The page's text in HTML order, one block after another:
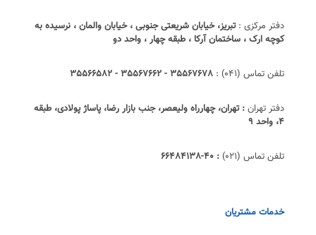
دفتر مرکزی :تبریز، خیابان شریعتی جنوبی ، خیابان والمان ، نرسیده به
کوچه ارک ، ساختمان آرکا ، طبقه چهار ، واحد دو
تلفن تماس (041) : 35567678 - 35567662 - 35566582
دفتر تهران : تهران، چهارراه ولیعصر، جنب بازار رضا، پاساژ پولادی، طبقه
4، واحد 9
تلفن تماس (021) : 40-66484138
خدمات مشتریان